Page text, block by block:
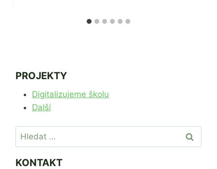
PROJEKTY
Digitalizujeme školu
Další
Vyhledávání
KONTAKT